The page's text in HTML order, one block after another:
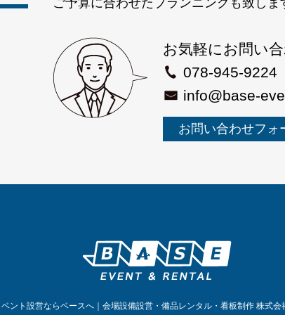
お気軽にお問い
078-945-9224
info@base-
お問い合わせフォ
ント設営ならベースへ｜会場設備設営・備品レンタル・看板制作 株式会